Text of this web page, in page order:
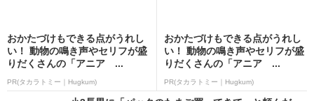
おかたづけもできる点がうれし
い！ 動物の鳴き声やセリフが盛
りだくさんの「アニア ...
PR(タカラトミー｜Hugkum)
おかたづけもできる点がうれし
い！ 動物の鳴き声やセリフが盛
りだくさんの「アニア ...
PR(タカラトミー｜Hugkum)